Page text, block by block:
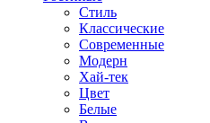
Стиль
Классические
Современные
Модерн
Хай-тек
Цвет
Белые